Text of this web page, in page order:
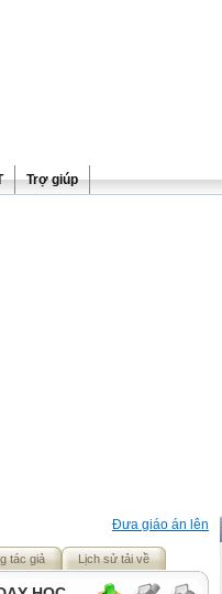
Trợ giúp
Đưa giáo án lên
tác giả Lịch sử tải về